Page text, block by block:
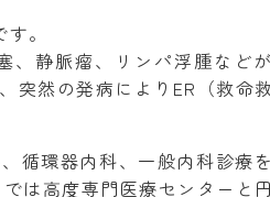
。
、静脈瘤、リンパ浮腫など
突然の発病によりER（救命
循環器内科、一般内科診療
は高度専門医療センターと